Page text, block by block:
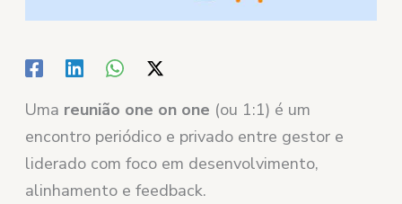
Uma reunião one on one (ou 1:1) é um
encontro periódico e privado entre gestor e
liderado com foco em desenvolvimento,
alinhamento e feedback.